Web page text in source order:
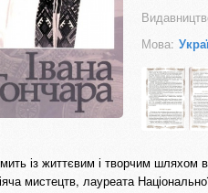
Мова:
із життєвим і творчим шляхом
мистецтв, лауреата